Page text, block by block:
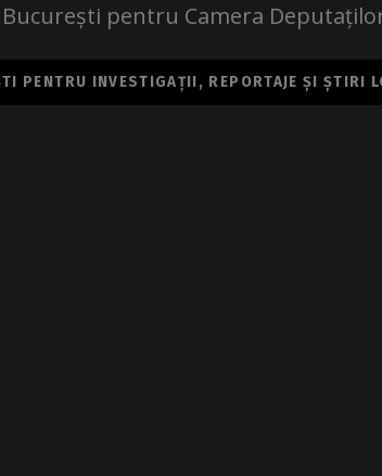
pentru Camera
PENTRU INVESTIGAȚII, REPORTAJE ȘI ȘTIRI